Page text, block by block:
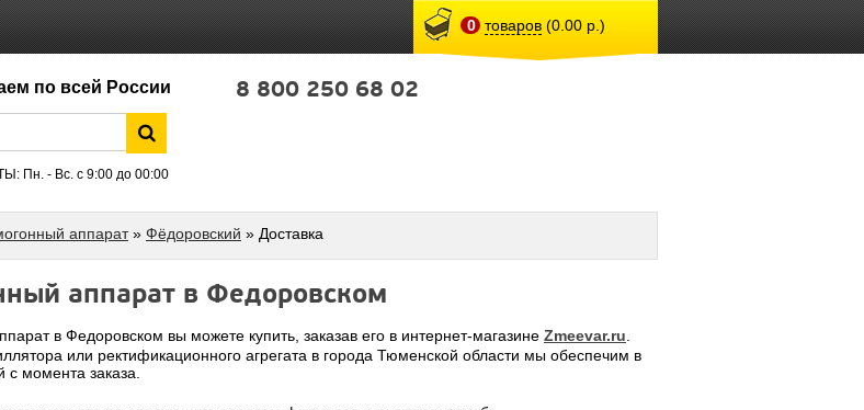
0 товаров(0.00 р.)
по всей России
Пн. - Вс. с 9:00 до 00:00
8 800 250 68 02
аппарат» Фёдоровский » Доставка
аппарат в Федоровском
в Федоровском вы можете купить, заказав его в интернет-магазине Zmeevar.ru
или ректификационного агрегата в города Тюменской области мы обеспечим в
с момента заказа.